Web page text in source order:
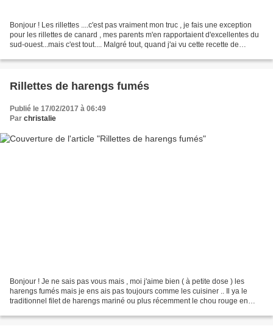
Bonjour ! Les rillettes ....c'est pas vraiment mon truc , je fais une exception
pour les rillettes de canard , mes parents m'en rapportaient d'excellentes du
sud-ouest...mais c'est tout.... Malgré tout, quand j'ai vu cette recette de
Rillettes de harengs fumés
Publié le 17/02/2017 à 06:49
Par christalie
Bonjour ! Je ne sais pas vous mais , moi j'aime bien ( à petite dose ) les
harengs fumés mais je ens ais pas toujours comme les cuisiner .. Il ya le
traditionnel filet de harengs mariné ou plus récemment le chou rouge en